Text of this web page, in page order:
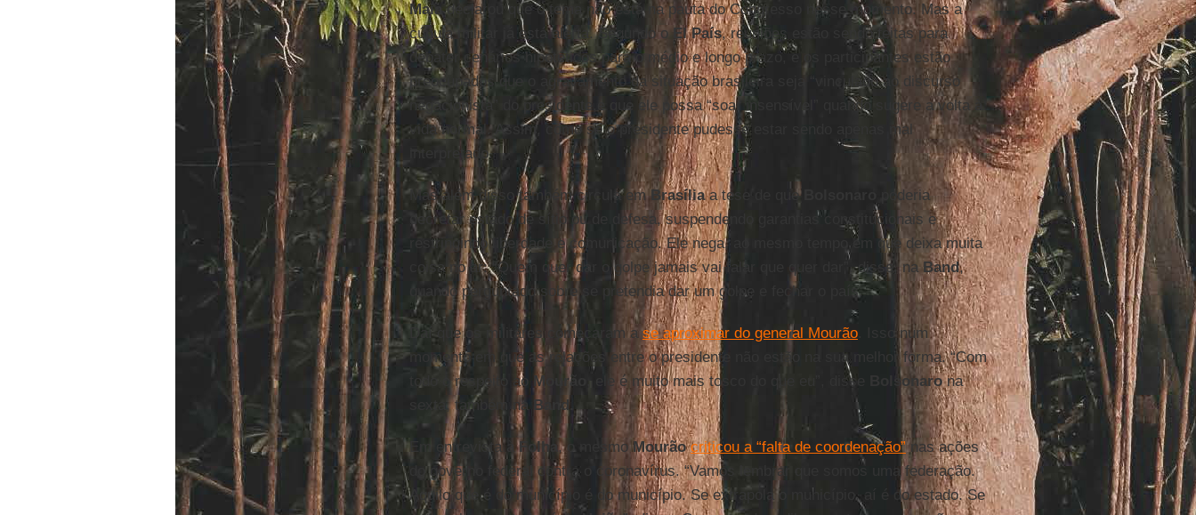
Maia declarou que o tema não está na pauta do Congresso nesse momento. Mas a
cúpula militar já está alerta. Segundo oEl País, reuniões estão sendo feitas para
debater cenários hipotéticos para o médio e longo prazo, e os participantes estão
preocupados que o agravamento da situação brasileira seja “vinculado ao discurso
negacionista” do presidente,e que ele possa “soar insensível” quando sugere a volta à
vida normal. Assim, como se o presidente pudesse estar sendo apenas mal
interpretado.
Mas além disso também circula em Brasíliaa tese de que
poderia
decretar estado de sítio ou de defesa, suspendendo garantias constitucionais e
restringindo liberdade e comunicação. Ele nega, ao mesmo tempo em que deixa muita
coisa no ar: “Quem quer dar o golpe jamais vai falar que quer dar”, disse, na Band,
quando perguntado sobre se pretendia dar um golpe e fechar o país.
Daí que os militares começaram a se aproximar do general Mourão. Isso num
momento em que as relações entre o presidente não estão na sua melhor forma. “Com
todo o respeito ao
Mourão , ele é muito mais tosco do que eu”, disse Bolsonarona
sexta, também na Band.
Em entrevista àFolha , o mesmoMourão criticou a “falta de coordenação”nas ações
do governo federal contra o coronavírus. “Vamos lembrar que somos uma federação.
Aquilo que é do município é do município. Se extrapola o município, aí é do estado. Se